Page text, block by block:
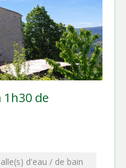
de
d'eau / de bain